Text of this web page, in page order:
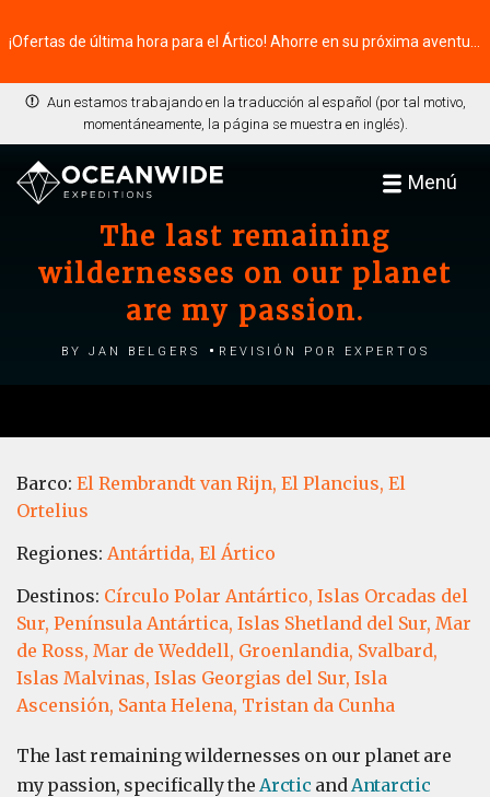
Aun estamos trabajando en la traducción al español (por tal motivo,
momentáneamente, la página se muestra en inglés).
Menú
The last remaining
wildernesses on our planet
are my passion.
by Jan Belgers Revisión por expertos
Barco: El Rembrandt van Rijn, El Plancius, El
Ortelius
Regiones: Antártida, El Ártico
Destinos: Círculo Polar Antártico, Islas Orcadas del
Sur, Península Antártica, Islas Shetland del Sur, Mar
de Ross, Mar de Weddell, Groenlandia, Svalbard,
Islas Malvinas, Islas Georgias del Sur, Isla
Ascensión, Santa Helena, Tristan da Cunha
The last remaining wildernesses on our planet are
my passion, specifically theArctic andAntarctic